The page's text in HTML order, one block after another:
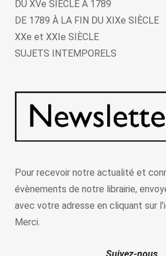
DU XVe SIECLE À 1789
DE 1789 À LA FIN DU XIXe SIÈCLE
XXe et XXIe SIÈCLE
SUJETS INTEMPORELS
Pour recevoir notre actualité et
évènements de notre librairie,
avec votre adresse en cliquant sur
Merci.